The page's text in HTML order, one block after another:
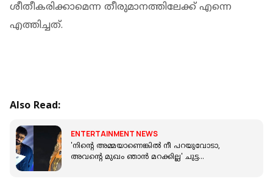
ശീതീകരിക്കാമെന്ന തീരുമാനത്തിലേക്ക് എന്നെ
എത്തിച്ചത്.
Also Read:
ENTERTAINMENT NEWS
'നിന്റെ അമ്മയാണെങ്കിൽ നീ പറയുവോടാ,
അവന്റെ മുഖം ഞാൻ മറക്കില്ല' ചുട്ട